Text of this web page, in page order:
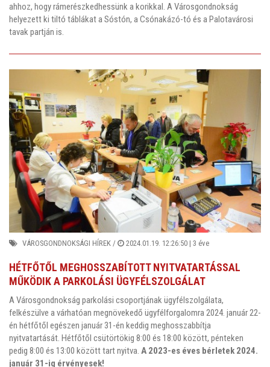
ahhoz, hogy rámerészkedhessünk a korikkal. A Városgondnokság
helyezett ki tiltó táblákat a Sóstón, a Csónakázó-tó és a Palotavárosi
tavak partján is.
VÁROSGONDNOKSÁGI HÍREK / 2024.01.19. 12:26:50 | 3 éve
HÉTFŐTŐL MEGHOSSZABÍTOTT NYITVATARTÁSSAL
MŰKÖDIK A PARKOLÁSI ÜGYFÉLSZOLGÁLAT
A Városgondnokság parkolási csoportjának ügyfélszolgálata,
felkészülve a várhatóan megnövekedő ügyfélforgalomra 2024. január 22-
én hétfőtől egészen január 31-én keddig meghosszabbítja
nyitvatartását. Hétfőtől csütörtökig 8:00 és 18:00 között, pénteken
pedig 8:00 és 13:00 között tart nyitva. A 2023-es éves bérletek 2024.
január 31-ig érvényesek!